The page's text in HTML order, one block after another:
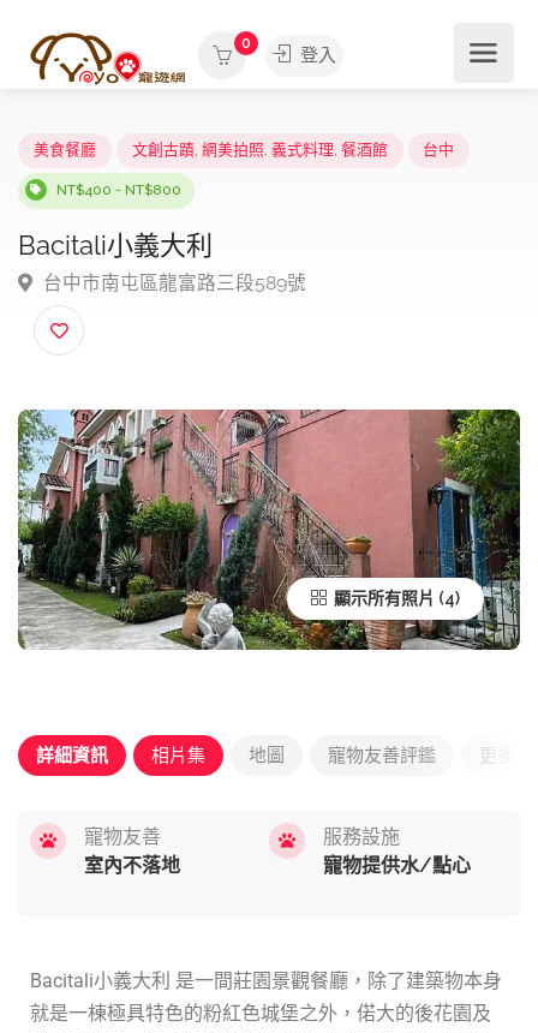
0
登入
美食餐廳 文創古蹟,網美拍照,義式料理,餐酒館
NT$400 - NT$800
Bacitali小義大利
台中市南屯區龍富路三段589號
顯示所有照片
詳細資訊 相片集 地圖 寵物友善評鑑 更多優
寵物友善
室內不落地
服務設施
寵物提供水/點心
Bacitali小義大利 是一間莊園景觀餐廳，除了建築物本身
就是一棟極具特色的粉紅色城堡之外，偌大的後花園及